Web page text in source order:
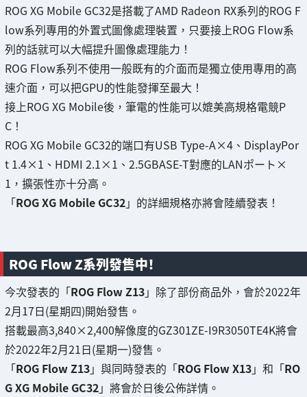
ROG XG Mobile GC32是搭載了AMD Radeon RX系列的ROG F
low系列專用的外置式圖像處理裝置，只要接上ROG Flow系
列的話就可以大幅提升圖像處理能力！
ROG Flow系列不使用一般既有的介面而是獨立使用專用的高
速介面，可以把GPU的性能發揮至最大！
接上ROG XG Mobile後，筆電的性能可以媲美高規格電競P
C！
ROG XG Mobile GC32的端口有USB Type-A×4、DisplayPor
t 1.4×1、HDMI 2.1×1、2.5GBASE-T對應的LANポート×
1，擴張性亦十分高。
「ROG XG Mobile GC32」的詳細規格亦將會陸續發表！
ROG Flow Z系列發售中！
今次發表的「ROG Flow Z13」除了部份商品外，會於2022年
2月17日(星期四)開始發售。
搭載最高3,840×2,400解像度的GZ301ZE-I9R3050TE4K將會
於2022年2月21日(星期一)發售。
「ROG Flow Z13」與同時發表的「ROG Flow X13」和「RO
G XG Mobile GC32」將會於日後公佈詳情。